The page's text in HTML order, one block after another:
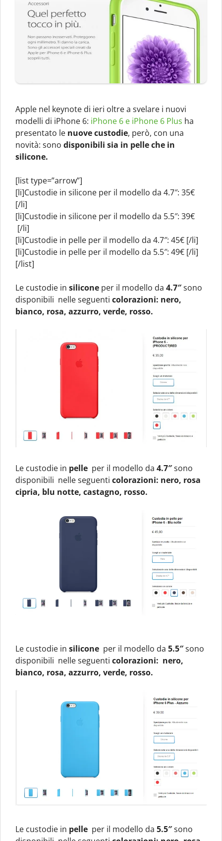
Apple nel keynote di ieri oltre a svelare i nuovi
modelli di iPhone 6: iPhone 6 e iPhone 6 Plus ha
presentato le nuove custodie, però, con una
novità: sono disponibili sia in pelle che in
silicone.
[list type=”arrow”]
[li]Custodie in silicone per il modello da 4.7″: 35€
[/li]
[li]Custodie in silicone per il modello da 5.5″: 39€
[/li]
[li]Custodie in pelle per il modello da 4.7″: 45€ [/li]
[li]Custodie in pelle per il modello da 5.5″: 49€ [/li]
[/list]
Le custodie in silicone per il modello da 4.7″sono
disponibili nelle seguenti colorazioni: nero,
bianco, rosa, azzurro, verde, rosso.
Le custodie in pelle per il modello da 4.7″sono
disponibili nelle seguenti colorazioni: nero, rosa
cipria, blu notte, castagno, rosso.
Le custodie in silicone per il modello da 5.5″sono
disponibili nelle seguenti colorazioni: nero,
bianco, rosa, azzurro, verde, rosso.
Le custodie in pelle per il modello da 5.5″sono